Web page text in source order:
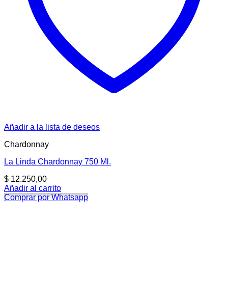
Añadir a la lista de deseos
Chardonnay
La Linda Chardonnay 750 Ml.
$ 12.250,00
Añadir al carrito
Comprar por Whatsapp